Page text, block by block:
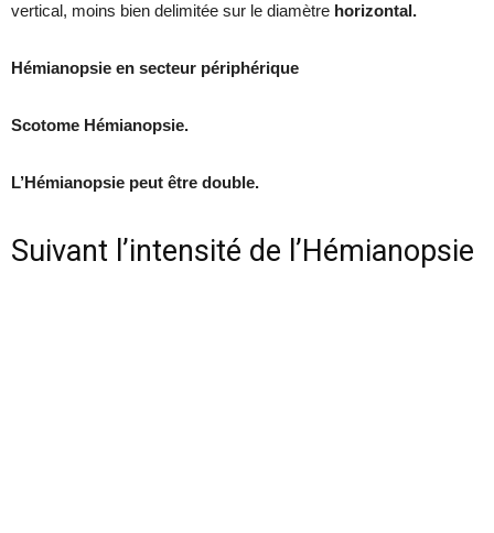
vertical, moins bien delimitée sur le diamètre horizontal.
Hémianopsie en secteur périphérique
Scotome Hémianopsie.
L’Hémianopsie peut être double.
Suivant l’intensité de l’Hémianopsie